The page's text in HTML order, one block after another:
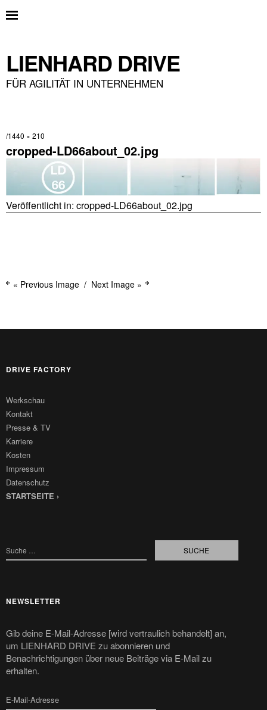
LIENHARD DRIVE
FÜR AGILITÄT IN UNTERNEHMEN
1440 × 210
cropped-LD66about_02.jpg
Veröffentlicht in: cropped-LD66about_02.jpg
« Previous Image Next Image »
DRIVE FACTORY
Werkschau
Kontakt
Presse & TV
Karriere
Kosten
Impressum
Datenschutz
STARTSEITE ›
NEWSLETTER
Gib deine E-Mail-Adresse [wird vertraulich behandelt] an,
um LIENHARD DRIVE zu abonnieren und
Benachrichtigungen über neue Beiträge via E-Mail zu
erhalten.